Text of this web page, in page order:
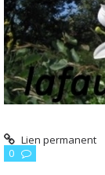
Lien permanent
0